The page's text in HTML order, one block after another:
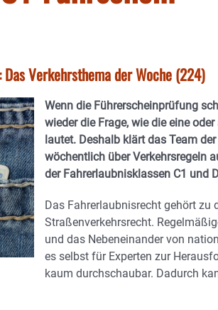
Verkehrsthema der Woche (224)
Wenn die Führerscheinprüfung
wieder die Frage, wie die eine
lautet. Deshalb klärt das Team
wöchentlich über Verkehrsregeln
der Fahrerlaubnisklassen C1 und
Das Fahrerlaubnisrecht gehört zu
Straßenverkehrsrecht.
und das Nebeneinander von
es selbst für Experten zur
kaum durchschaubar. Dadurch